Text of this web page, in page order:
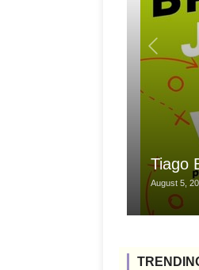
Tiago
August 5,